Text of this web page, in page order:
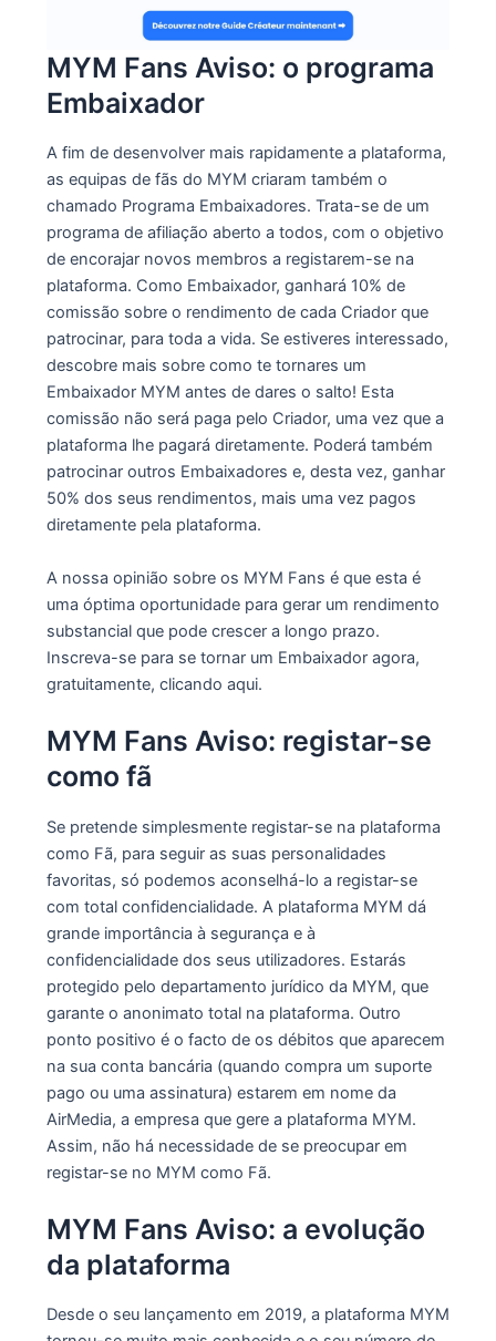
MYM Fans Aviso: o programa
Embaixador
A fim de desenvolver mais rapidamente a plataforma,
as equipas de fãs do MYM criaram também o
chamado Programa Embaixadores. Trata-se de um
programa de afiliação aberto a todos, com o objetivo
de encorajar novos membros a registarem-se na
plataforma. Como Embaixador, ganhará 10% de
comissão sobre o rendimento de cada Criador que
patrocinar, para toda a vida. Se estiveres interessado,
descobre mais sobre como te tornares um
Embaixador MYM antes de dares o salto! Esta
comissão não será paga pelo Criador, uma vez que a
plataforma lhe pagará diretamente. Poderá também
patrocinar outros Embaixadores e, desta vez, ganhar
50% dos seus rendimentos, mais uma vez pagos
diretamente pela plataforma.
A nossa opinião sobre os MYM Fans é que esta é
uma óptima oportunidade para gerar um rendimento
substancial que pode crescer a longo prazo.
Inscreva-se para se tornar um Embaixador agora,
gratuitamente, clicando aqui.
MYM Fans Aviso: registar-se
como fã
Se pretende simplesmente registar-se na plataforma
como Fã, para seguir as suas personalidades
favoritas, só podemos aconselhá-lo a registar-se
com total confidencialidade. A plataforma MYM dá
grande importância à segurança e à
confidencialidade dos seus utilizadores. Estarás
protegido pelo departamento jurídico da MYM, que
garante o anonimato total na plataforma. Outro
ponto positivo é o facto de os débitos que aparecem
na sua conta bancária (quando compra um suporte
pago ou uma assinatura) estarem em nome da
AirMedia, a empresa que gere a plataforma MYM.
Assim, não há necessidade de se preocupar em
registar-se no MYM como Fã.
MYM Fans Aviso: a evolução
da plataforma
Desde o seu lançamento em 2019, a plataforma MYM